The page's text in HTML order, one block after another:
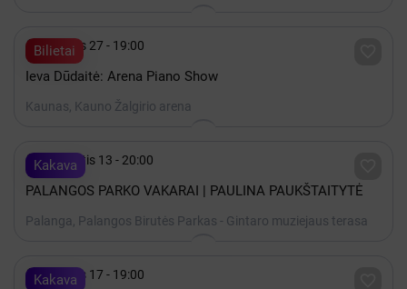
Bilietai
 Gruodis 27 - 19:00
Ieva Dūdaitė: Arena Piano Show
Kaunas, Kauno Žalgirio arena
Kakava
 Rugpjūtis 13 - 20:00
PALANGOS PARKO VAKARAI | PAULINA PAUKŠTAITYTĖ
Palanga, Palangos Birutės Parkas - Gintaro muziejaus terasa
Kakava
 Gruodis 17 - 19:00